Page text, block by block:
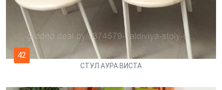
42
СТУЛ АУРА ВИСТА